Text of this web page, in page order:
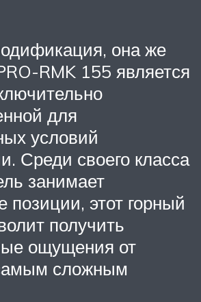
она же
RMK 155 является
для
условий
Среди своего класса
занимает
этот горный
получить
ощущения от
сложным